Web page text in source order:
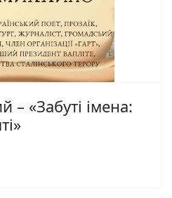
«Забуті імена: